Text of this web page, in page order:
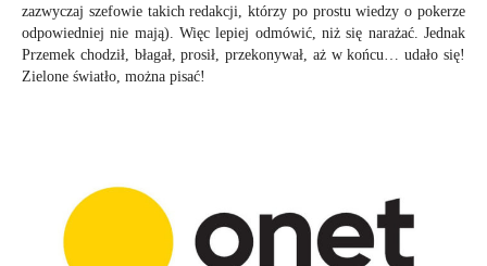
zazwyczaj szefowie takich redakcji, którzy po prostu wiedzy o pokerze
odpowiedniej nie mają). Więc lepiej odmówić, niż się narażać. Jednak
Przemek chodził, błagał, prosił, przekonywał, aż w końcu… udało się!
Zielone światło, można pisać!